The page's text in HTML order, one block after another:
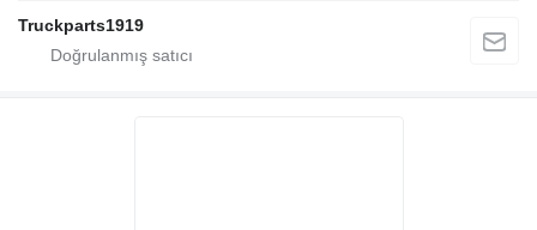
Truckparts1919